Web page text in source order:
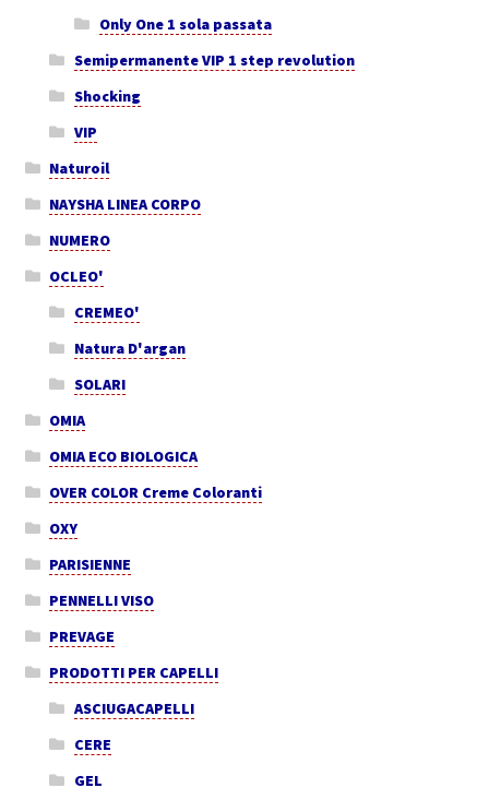
Only One 1 sola passata
Semipermanente VIP 1 step revolution
Shocking
VIP
Naturoil
NAYSHA LINEA CORPO
NUMERO
OCLEO'
CREMEO'
Natura D'argan
SOLARI
OMIA
OMIA ECO BIOLOGICA
OVER COLOR Creme Coloranti
OXY
PARISIENNE
PENNELLI VISO
PREVAGE
PRODOTTI PER CAPELLI
ASCIUGACAPELLI
CERE
GEL